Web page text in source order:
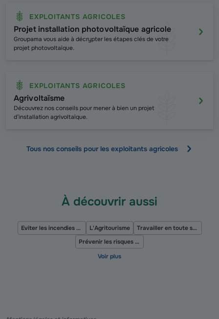
EXPLOITANTS AGRICOLES
Projet installation photovoltaïque agricole
Groupama vous aide à décrypter les étapes clés de votre
projet photovoltaïque.
EXPLOITANTS AGRICOLES
Agrivoltaïsme
Découvrez nos conseils pour mener à bien un projet
d’installation agrivoltaïque.
Tous nos conseils pour les exploitants agricoles
À découvrir aussi
Eviter les incendies par échauffement L'Agritourisme
Travailler en toute sécurité avec un apprenti
Prévenir les risques d’incendie des engins forestiers